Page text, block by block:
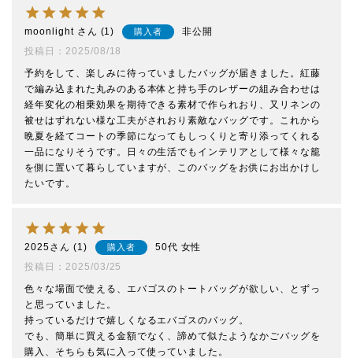
moonlight 1 購入者
非公開
投稿日
2025/08/18
予約をして、楽しみに待っていましたバッグが届きました。紅藤
で編み込まれた丸みのある本体と持ち手のレザーの組み合わせは
経年変化の相乗効果を期待できる素材で作られおり、又リネンの
被せはずれない様な工夫がされおり素敵なバッグです。これから
晩夏を経てコートの季節になってもしっくりと寄り添ってくれる
一品になりそうです。日々の生活でもインテリアとして様々な籠
を側に置いて暮らしていますが、このバッグをお供にお出かけし
たいです。
2025 1 購入者 50代 女性
投稿日
2025/03/25
色々な場面で使える、エバゴスのトートバッグが欲しい、とずっ
と思っていました。
持っているだけで嬉しくなるエバゴスのバッグ。
でも、簡単に買える金額でなく、諦めて似たようなかごバッグを
購入、そちらも気に入って使っていました。